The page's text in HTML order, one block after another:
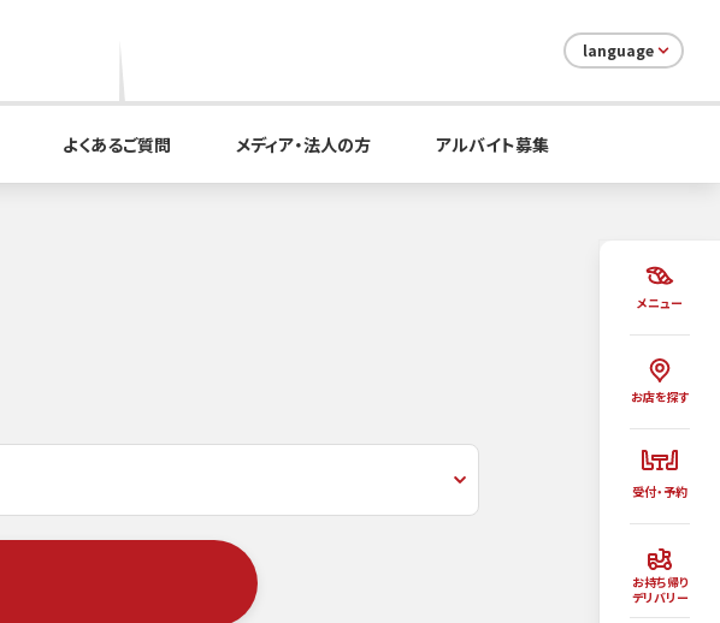
メニュー
お店を探す
受付・予約
お持ち帰り
デリバリー
language
よくあるご質問 メディア・法人の方 アルバイト募集